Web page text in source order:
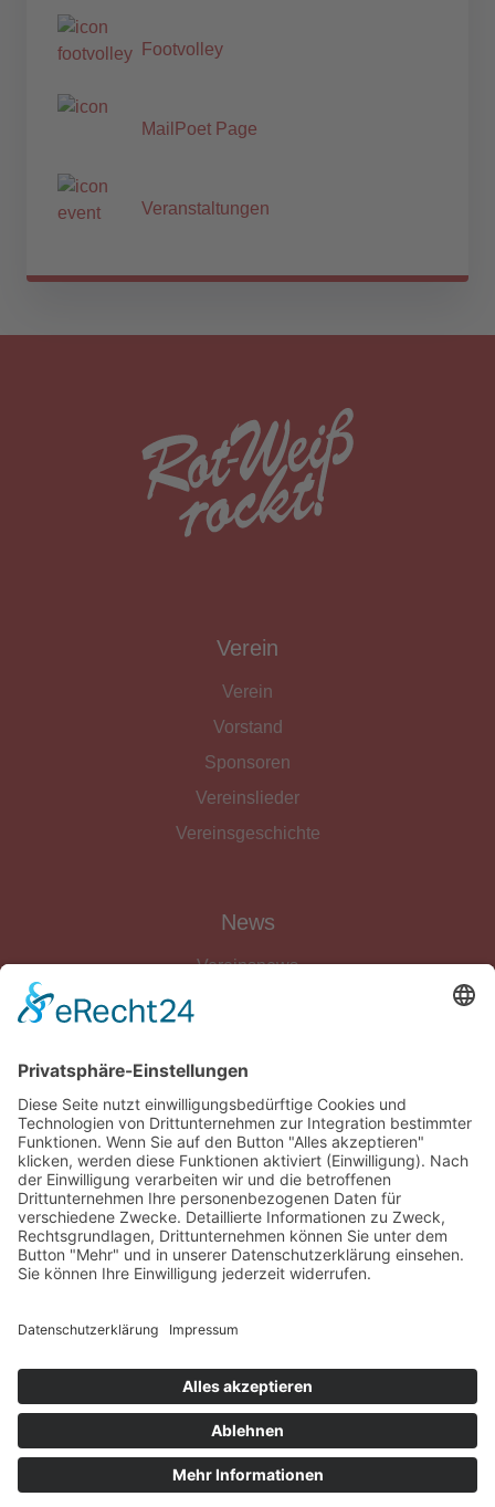
Footvolley
MailPoet Page
Veranstaltungen
Verein
Verein
Vorstand
Sponsoren
Vereinslieder
Vereinsgeschichte
News
Vereinsnews
Gymnastik & Aerobic
Tischtennis
Footvolley
Sonstiges
Download-Bereich
Datenschutz
Copyright © 2026 by
Rot-Weiß Schönow Website
Designed with byrevilodesign.de